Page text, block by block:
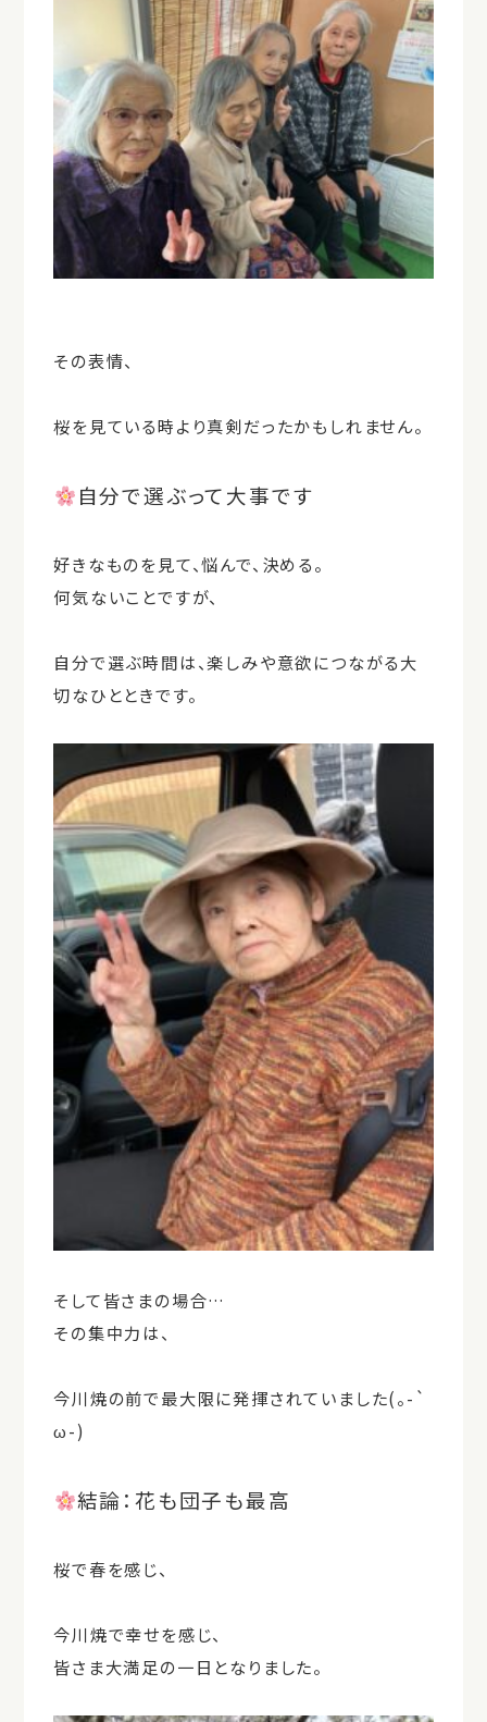
その表情、
桜を見ている時より真剣だったかもしれません。
自分で選ぶって大事です
好きなものを見て、悩んで、決める。
何気ないことですが、
自分で選ぶ時間は、楽しみや意欲につながる大
切なひとときです。
そして皆さまの場合…
その集中力は、
今川焼の前で最大限に発揮されていました(。-`
ω-)
結論：花も団子も最高
桜で春を感じ、
今川焼で幸せを感じ、
皆さま大満足の一日となりました。